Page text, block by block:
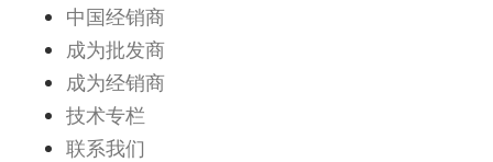
中国经销商
成为批发商
成为经销商
技术专栏
联系我们